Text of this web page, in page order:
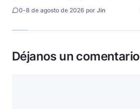
0-8 de agosto de 2026 por Jin
Déjanos un comentario